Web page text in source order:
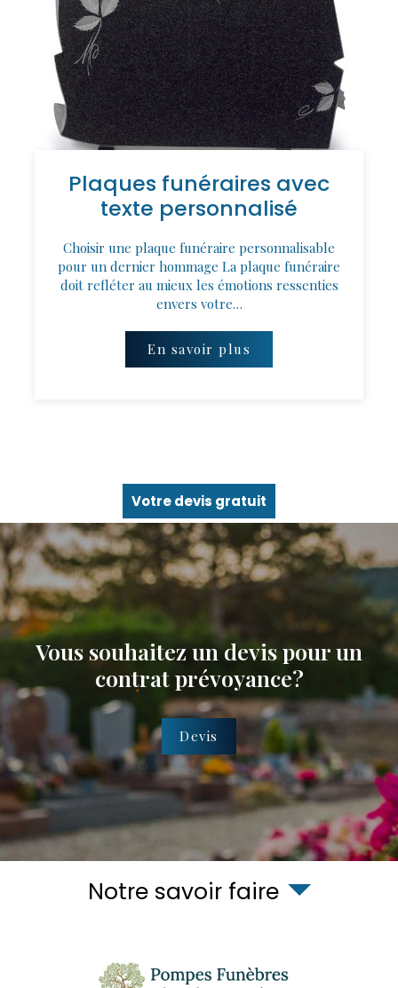
Plaques funéraires avec
texte personnalisé
Choisir une plaque funéraire personnalisable
pour un dernier hommage La plaque funéraire
doit refléter au mieux les émotions ressenties
envers votre…
En savoir plus
Votre devis gratuit
Vous souhaitez un devis pour un
contrat prévoyance?
Devis
Notre savoir faire